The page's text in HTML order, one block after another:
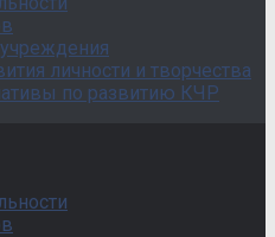
личности и творчества
по развитию КЧР